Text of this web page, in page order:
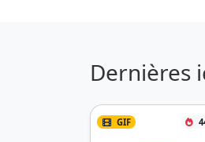
Dernières
GIF